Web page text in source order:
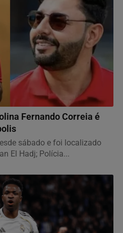
Fernando Correia é
sábado e foi localizado
El Hadj; Polícia...